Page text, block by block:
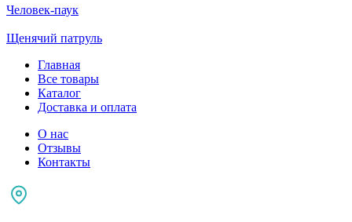
Человек-паук
Щенячий патруль
Главная
Все товары
Каталог
Доставка и оплата
О нас
Отзывы
Контакты